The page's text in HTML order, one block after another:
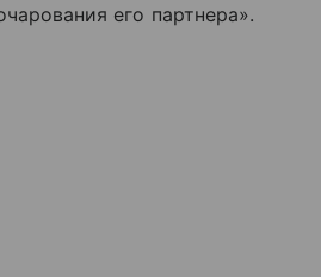
его партнера».